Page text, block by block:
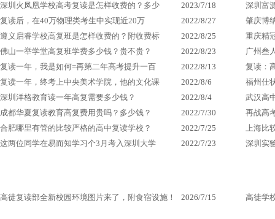
深圳火凤凰学校高考复读是怎样收费的？多少 2023/7/18
深圳富
复读后，在40万物理类考生中实现近20万
2022/8/27
肇庆博
遵义启睿学校高复班是怎样收费的？附收费标
2022/8/25
重庆精
佛山一举学堂高复班学费多少钱？贵不贵？
2022/8/23
广州叁
复读一年，我是如何=再第二年高考提升一百
2022/8/13
复读：
复读一年，终考上中央美术学院，他的文化课
2022/8/6
福州仕
深圳洋格教育读一年高复需要多少钱？
2022/8/4
武汉高
成都华夏复读教育高复费用贵吗？多少钱？
2022/7/30
再战高
合肥哪里有管的比较严格的高中复读学校？
2022/7/25
上海比
这两位同学在易而知学习个3月考入深圳大学
2022/7/23 深圳实
高徒复读部全新校园环境图片来了，附食宿设施！ 2026/7/15 高徒学